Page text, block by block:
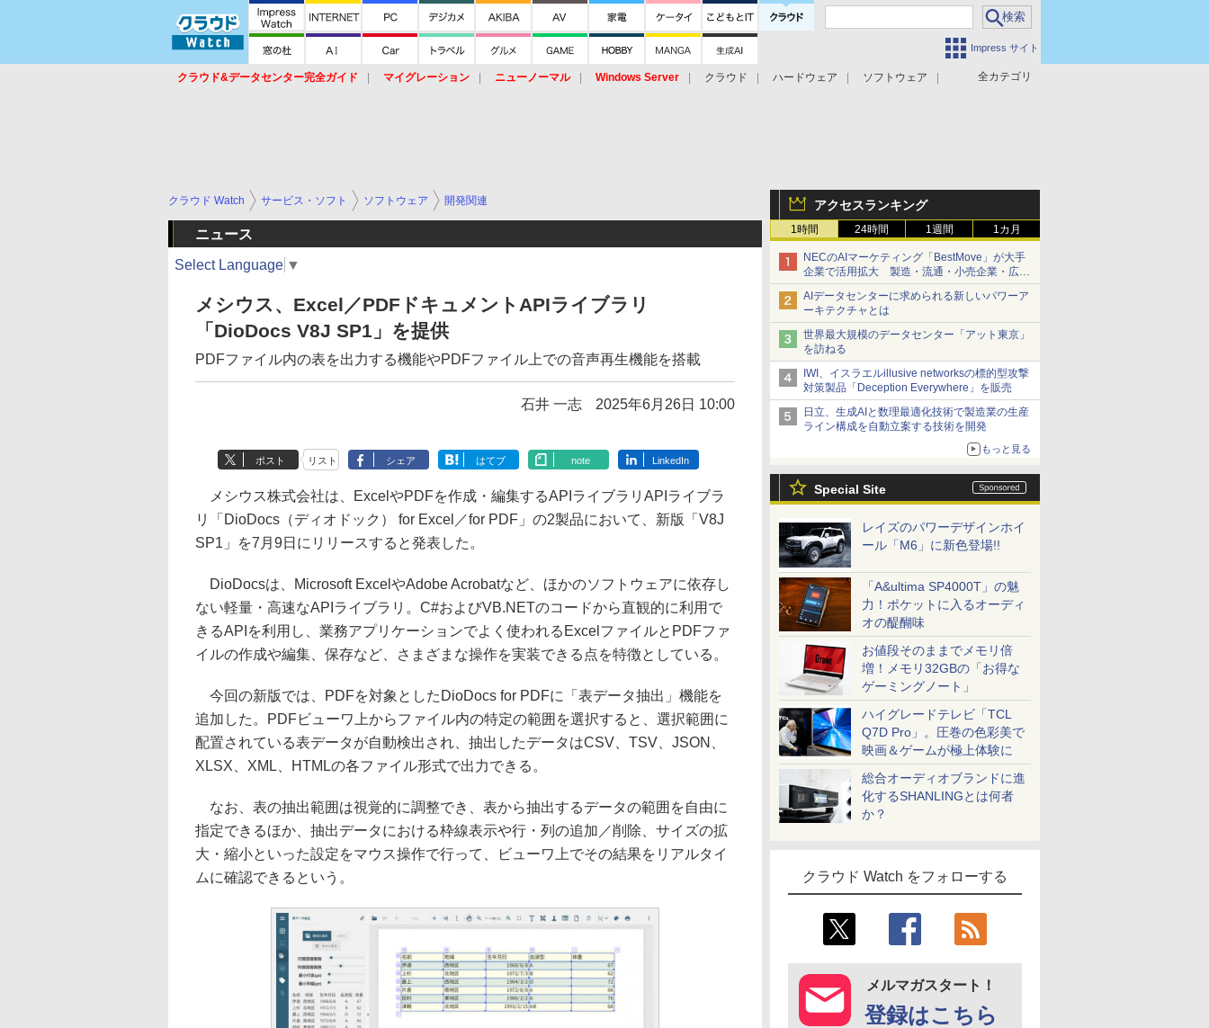
Impress サイト
全カテゴリ
クラウド&データセンター完全ガイド マイグレーション ニューノーマル Windows Server クラウド ハードウェア
ソフトウェア
アクセスランキング
1時間 24時間 1週間 1カ月
NECのAIマーケティング「BestMove」が大手
企業で活用拡大 製造・流通・小売企業・広告
代理店などが実装フェーズへ
AIデータセンターに求められる新しいパワーア
ーキテクチャとは
世界最大規模のデータセンター「アット東京」
を訪ねる
IWI、イスラエルillusive networksの標的型攻撃
対策製品「Deception Everywhere」を販売
日立、生成AIと数理最適化技術で製造業の生産
ライン構成を自動立案する技術を開発
もっと見る
Special Site
レイズのパワーデザインホイ
ール「M6」に新色登場!!
「A&ultima SP4000T」の魅
力！ポケットに入るオーディ
オの醍醐味
お値段そのままでメモリ倍
増！メモリ32GBの「お得な
ゲーミングノート」
ハイグレードテレビ「TCL
Q7D Pro」。圧巻の色彩美で
映画＆ゲームが極上体験に
総合オーディオブランドに進
化するSHANLINGとは何者
か？
クラウド Watch をフォローする
メルマガスタート！
登録はこちら
クラウド Watch サービス・ソフト ソフトウェア 開発関連
ニュース
Select Language ▼
メシウス、Excel／PDFドキュメントAPIライブラリ
「DioDocs V8J SP1」を提供
PDFファイル内の表を出力する機能やPDFファイル上での音声再生機能を搭載
石井 一志 2025年6月26日 10:00
ポスト リスト シェア はてブ note LinkedIn
メシウス株式会社は、ExcelやPDFを作成・編集するAPIライブラリAPIライブラ
リ「DioDocs（ディオドック） for Excel／for PDF」の2製品において、新版「V8J
SP1」を7月9日にリリースすると発表した。
DioDocsは、Microsoft ExcelやAdobe Acrobatなど、ほかのソフトウェアに依存し
ない軽量・高速なAPIライブラリ。C#およびVB.NETのコードから直観的に利用で
きるAPIを利用し、業務アプリケーションでよく使われるExcelファイルとPDFファ
イルの作成や編集、保存など、さまざまな操作を実装できる点を特徴としている。
今回の新版では、PDFを対象としたDioDocs for PDFに「表データ抽出」機能を
追加した。PDFビューワ上からファイル内の特定の範囲を選択すると、選択範囲に
配置されている表データが自動検出され、抽出したデータはCSV、TSV、JSON、
XLSX、XML、HTMLの各ファイル形式で出力できる。
なお、表の抽出範囲は視覚的に調整でき、表から抽出するデータの範囲を自由に
指定できるほか、抽出データにおける枠線表示や行・列の追加／削除、サイズの拡
大・縮小といった設定をマウス操作で行って、ビューワ上でその結果をリアルタイ
ムに確認できるという。